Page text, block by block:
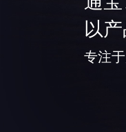
以
专注